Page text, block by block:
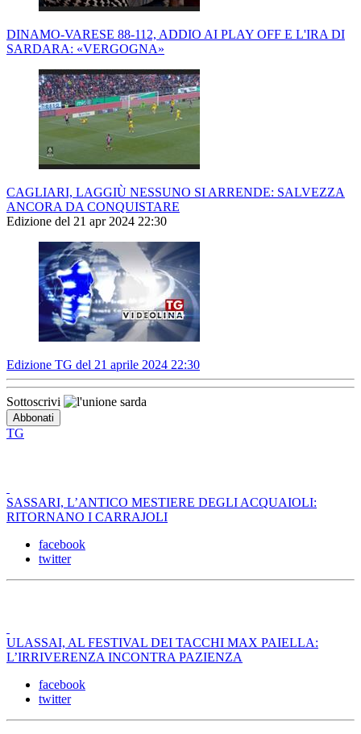
DINAMO-VARESE 88-112, ADDIO AI PLAY OFF E L'IRA DI
SARDARA: «VERGOGNA»
CAGLIARI, LAGGIÙ NESSUNO SI ARRENDE: SALVEZZA
ANCORA DA CONQUISTARE
Edizione del 21 apr 2024 22:30
Edizione TG del 21 aprile 2024 22:30
Sottoscrivi
TG
SASSARI, L’ANTICO MESTIERE DEGLI ACQUAIOLI:
RITORNANO I CARRAJOLI
facebook
twitter
ULASSAI, AL FESTIVAL DEI TACCHI MAX PAIELLA:
L’IRRIVERENZA INCONTRA PAZIENZA
facebook
twitter